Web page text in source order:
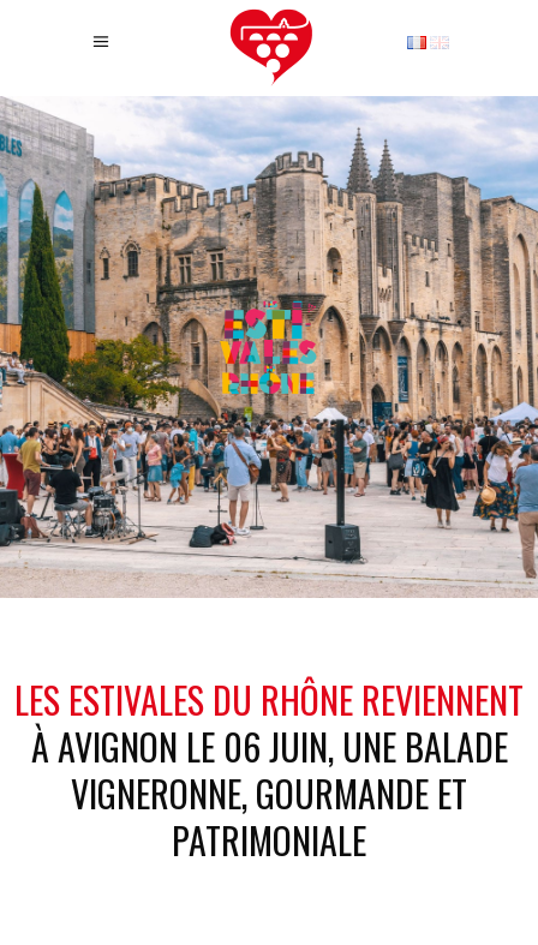
LES ESTIVALES DU RHÔNE REVIENNENT
À AVIGNON LE 06 JUIN, UNE BALADE
VIGNERONNE, GOURMANDE ET
PATRIMONIALE